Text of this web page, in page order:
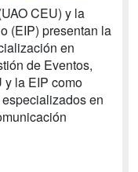
CEU) y la
(EIP) presentan la
en
de Eventos,
y la EIP como
en